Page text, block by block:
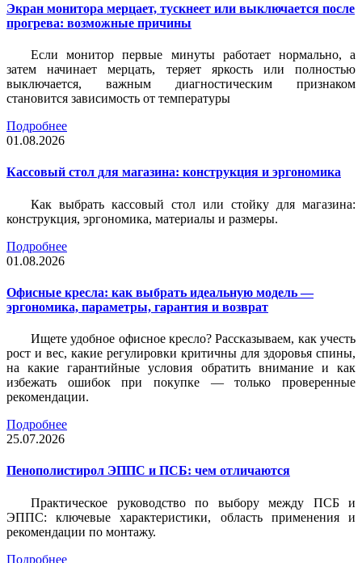
Экран монитора мерцает, тускнеет или выключается после
прогрева: возможные причины
Если монитор первые минуты работает нормально, а
затем начинает мерцать, теряет яркость или полностью
выключается, важным диагностическим признаком
становится зависимость от температуры
Подробнее
01.08.2026
Кассовый стол для магазина: конструкция и эргономика
Как выбрать кассовый стол или стойку для магазина:
конструкция, эргономика, материалы и размеры.
Подробнее
01.08.2026
Офисные кресла: как выбрать идеальную модель —
эргономика, параметры, гарантия и возврат
Ищете удобное офисное кресло? Рассказываем, как учесть
рост и вес, какие регулировки критичны для здоровья спины,
на какие гарантийные условия обратить внимание и как
избежать ошибок при покупке — только проверенные
рекомендации.
Подробнее
25.07.2026
Пенополистирол ЭППС и ПСБ: чем отличаются
Практическое руководство по выбору между ПСБ и
ЭППС: ключевые характеристики, область применения и
рекомендации по монтажу.
Подробнее